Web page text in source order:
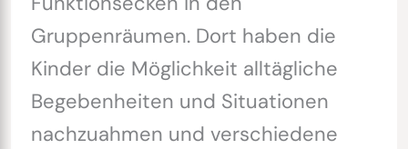
Gruppenräumen. Dort haben die
Kinder die Möglichkeit alltägliche
Begebenheiten und Situationen
nachzuahmen und verschiedene